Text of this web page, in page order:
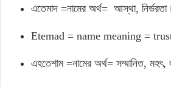
এতেমাদ =নামের অর্থ= আস্থা, নির্ভরতা।
Etemad = name meaning =
এহতেশাম =নামের অর্থ= সম্মানিত, মহৎ,